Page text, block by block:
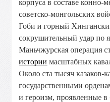
корпуса в составе
советско-монгольских
Гоби и горный
сокрушительный удар по
Маньчжурская операция
истории масштабных
Около ста тысяч казаков-
государственными
и героизм, проявленные в